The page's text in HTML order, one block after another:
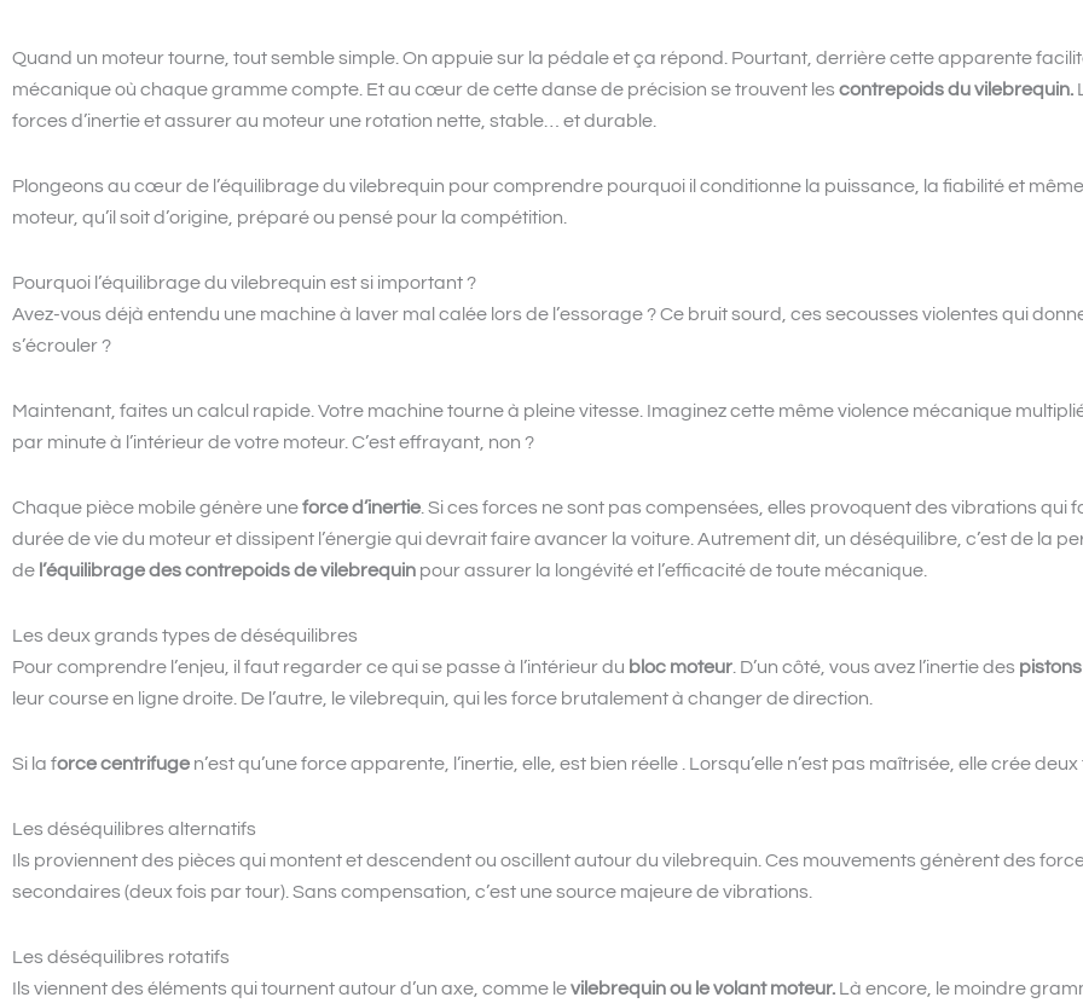
Quand un moteur tourne, tout semble simple. On appuie sur la pédale et ça répond. Pourtant, derrière cette apparente
mécanique où chaque gramme compte. Et au cœur de cette danse de précision se trouvent les contrepoids du vilebrequin.
forces d’inertie et assurer au moteur une rotation nette, stable… et durable.
Plongeons au cœur de l’équilibrage du vilebrequin pour comprendre pourquoi il conditionne la puissance, la fiabilité et même
moteur, qu’il soit d’origine, préparé ou pensé pour la compétition.
Pourquoi l’équilibrage du vilebrequin est si important ?
Avez-vous déjà entendu une machine à laver mal calée lors de l’essorage ? Ce bruit sourd, ces secousses violentes qui
s’écrouler ?
Maintenant, faites un calcul rapide. Votre machine tourne à pleine vitesse. Imaginez cette même violence mécanique
par minute à l’intérieur de votre moteur. C’est effrayant, non ?
Chaque pièce mobile génère uneforce d’inertie . Si ces forces ne sont pas compensées, elles provoquent des vibrations qui
durée de vie du moteur et dissipent l’énergie qui devrait faire avancer la voiture. Autrement dit, un déséquilibre, c’est de la
de l’équilibrage des contrepoids de vilebrequin pour assurer la longévité et l’efficacité de toute mécanique.
Les deux grands types de déséquilibres
Pour comprendre l’enjeu, il faut regarder ce qui se passe à l’intérieur du bloc moteur . D’un côté, vous avez l’inertie des
leur course en ligne droite. De l’autre, le vilebrequin, qui les force brutalement à changer de direction.
Si la force centrifuge n’est qu’une force apparente, l’inertie, elle, est bien réelle . Lorsqu’elle n’est pas maîtrisée, elle crée
Les déséquilibres alternatifs
Ils proviennent des pièces qui montent et descendent ou oscillent autour du vilebrequin. Ces mouvements génèrent des
secondaires (deux fois par tour). Sans compensation, c’est une source majeure de vibrations.
Les déséquilibres rotatifs
Ils viennent des éléments qui tournent autour d’un axe, comme levilebrequin ou le volant moteur. Là encore, le moindre